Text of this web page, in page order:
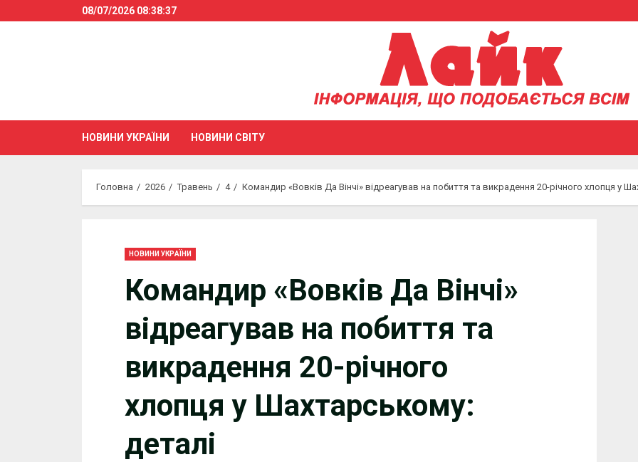
to
08/07/2026 08:38:37
НОВИНИ УКРАЇНИ НОВИНИ СВІТУ
Головна 2026 Травень 4 Командир «Вовків Да Вінчі» відреагував на побиття та викрадення 20-річного хлопця у
НОВИНИ УКРАЇНИ
Командир «Вовків Да Вінчі»
відреагував на побиття та
викрадення 20-річного
хлопця у Шахтарському:
деталі